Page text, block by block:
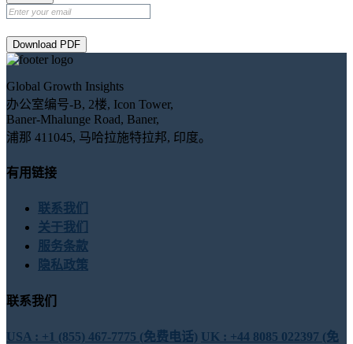
Download PDF
Global Growth Insights
办公室编号-B, 2楼, Icon Tower,
Baner-Mhalunge Road, Baner,
浦那 411045, 马哈拉施特拉邦, 印度。
有用链接
联系我们
关于我们
服务条款
隐私政策
联系我们
USA : +1 (855) 467-7775 (免费电话) UK : +44 8085 022397 (免